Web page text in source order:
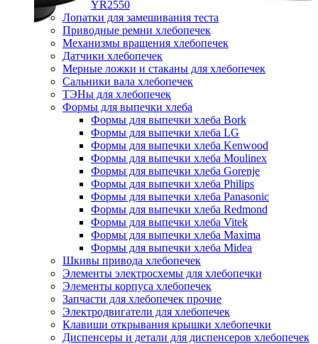
YR2550
Лопатки для замешивания теста
Приводные ремни хлебопечек
Механизмы вращения хлебопечек
Датчики хлебопечек
Мерные ложки и стаканы для хлебопечек
Сальники вала хлебопечек
ТЭНы для хлебопечек
Формы для выпечки хлеба
Формы для выпечки хлеба Bork
Формы для выпечки хлеба LG
Формы для выпечки хлеба Kenwood
Формы для выпечки хлеба Moulinex
Формы для выпечки хлеба Gorenje
Формы для выпечки хлеба Philips
Формы для выпечки хлеба Panasonic
Формы для выпечки хлеба Redmond
Формы для выпечки хлеба Vitek
Формы для выпечки хлеба Maxima
Формы для выпечки хлеба Midea
Шкивы привода хлебопечек
Элементы электросхемы для хлебопечки
Элементы корпуса хлебопечек
Запчасти для хлебопечек прочие
Электродвигатели для хлебопечек
Клавиши открывания крышки хлебопечки
Диспенсеры и детали для диспенсеров хлебопечек